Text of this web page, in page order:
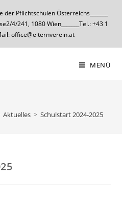
Pflichtschulen Österreichs_______
4/241, 1080 Wien_______Tel.: +43 1
office@elternverein.at
MENÜ
Aktuelles > Schulstart 2024-2025